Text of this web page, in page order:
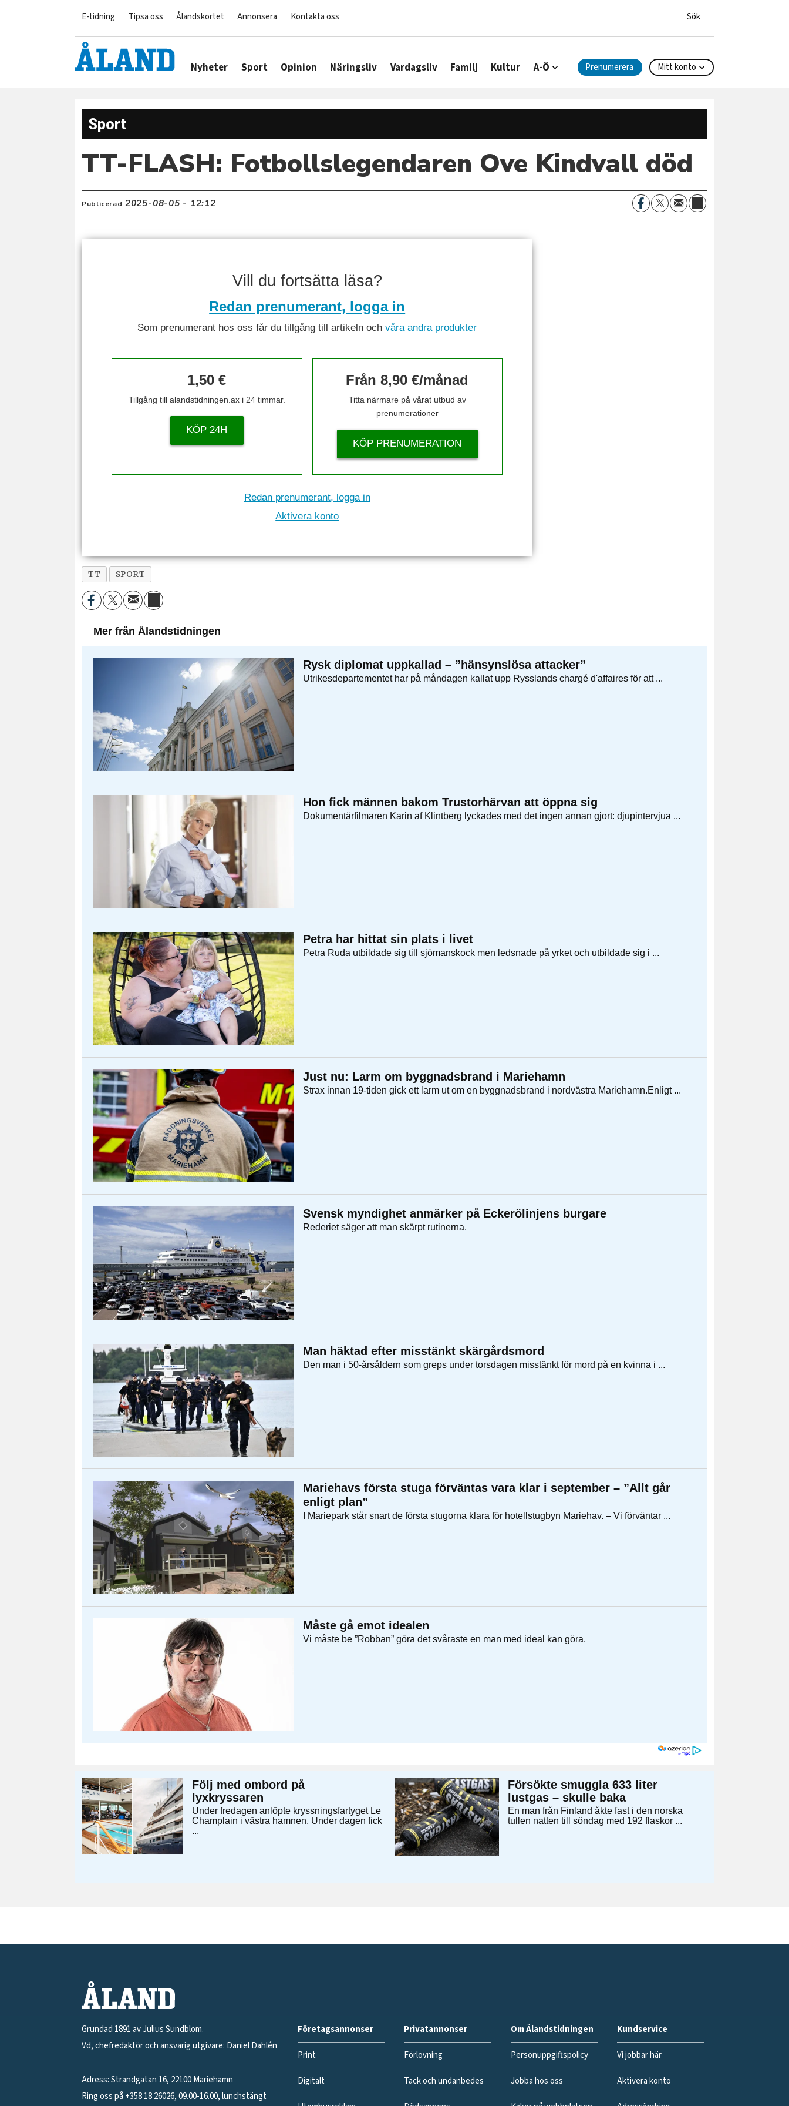
E-tidning Tipsa oss Ålandskortet Annonsera Kontakta oss
Nyheter Sport Opinion Näringsliv Vardagsliv Familj Kultur A-Ö Prenumerera Mitt konto
Sport
TT-FLASH: Fotbollslegendaren Ove Kindvall död
Publicerad 2025-08-05 - 12:12
Vill du fortsätta läsa?
Redan prenumerant, logga in
Som prenumerant hos oss får du tillgång till artikeln ochvåra andra produkter
1,50 €
Tillgång till alandstidningen.ax i 24 timmar.
KÖP 24H
Från 8,90 €/månad
Titta närmare på vårat utbud av
prenumerationer
KÖP PRENUMERATION
Redan prenumerant, logga in
Aktivera konto
TT SPORT
Grundad 1891 av Julius Sundblom.
Vd, chefredaktör och ansvarig utgivare: Daniel Dahlén
Adress: Strandgatan 16, 22100 Mariehamn
Ring oss på +358 18 26026, 09.00-16.00, lunchstängt
Företagsannonser
Print
Digitalt
Privatannonser
Förlovning
Tack och undanbedes
Om Ålandstidningen
Personuppgiftspolicy
Jobba hos oss
Kundservice
Vi jobbar här
Aktivera konto